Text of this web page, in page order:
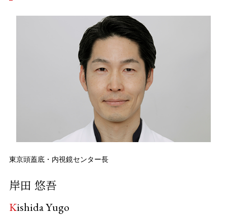
東京頭蓋底・内視鏡センター長
岸田 悠吾
Kishida Yugo